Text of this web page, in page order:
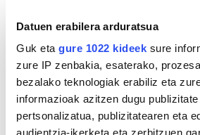
Datuen erabilera arduratsua
Guk eta gure 1022 kideek sure
zure IP zenbakia, esaterako,
bezalako teknologiak erabiliz eta
informazioak azitzen dugu
pertsonalizatua, publizitatearen eta
audientzia-ikerketa eta zerbitzuen
jazartu dela
2 Dunkel und licht
3
Donostiarrek
ikusteko planik